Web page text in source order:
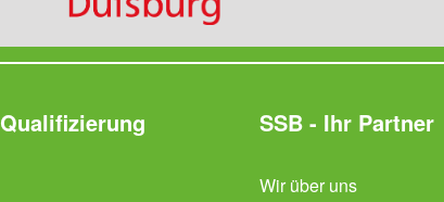
Qualifizierung SSB - Ihr Partner
Wir über uns